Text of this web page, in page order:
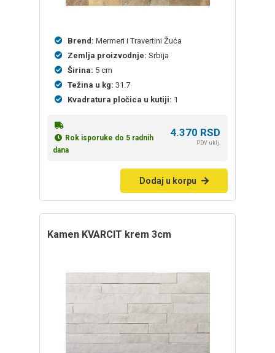
Brend: Mermeri i Travertini Žuća
Zemlja proizvodnje: Srbija
Širina: 5 cm
Težina u kg: 31.7
Kvadratura pločica u kutiji: 1
Rok isporuke do 5 radnih
dana
4.370 RSD
PDV uklj.
Dodaj u korpu
kamen KVARCIT krem 3cm